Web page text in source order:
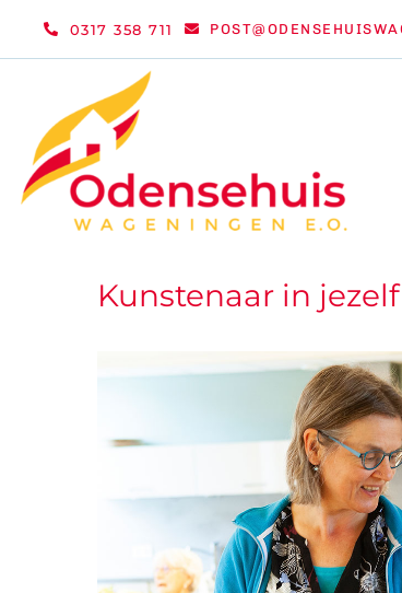
0317 358 711
Kunstenaar in